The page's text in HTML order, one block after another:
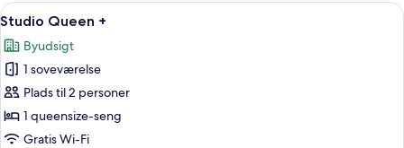
Indlæs
alle
billeder
af
Studio
Queen
+
Et moderne hotelværelse med en
5
Studio Queen +
Byudsigt
1 soveværelse
Plads til 2 personer
1 queensize-seng
Gratis Wi-Fi